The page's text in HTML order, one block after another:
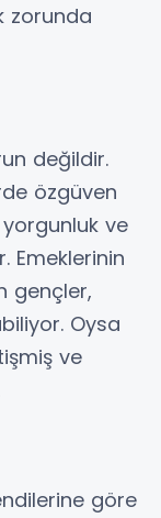
zorunda
değildir.
özgüven
yorgunluk ve
Emeklerinin
gençler,
Oysa
ve
göre